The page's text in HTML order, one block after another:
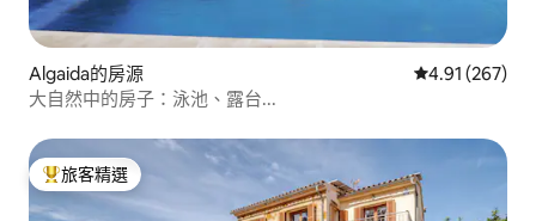
Algaida的房源 從 267 則評價
4.91 (267)
大自然中的房子：泳池、露台...
旅客精選榜首
旅客精選